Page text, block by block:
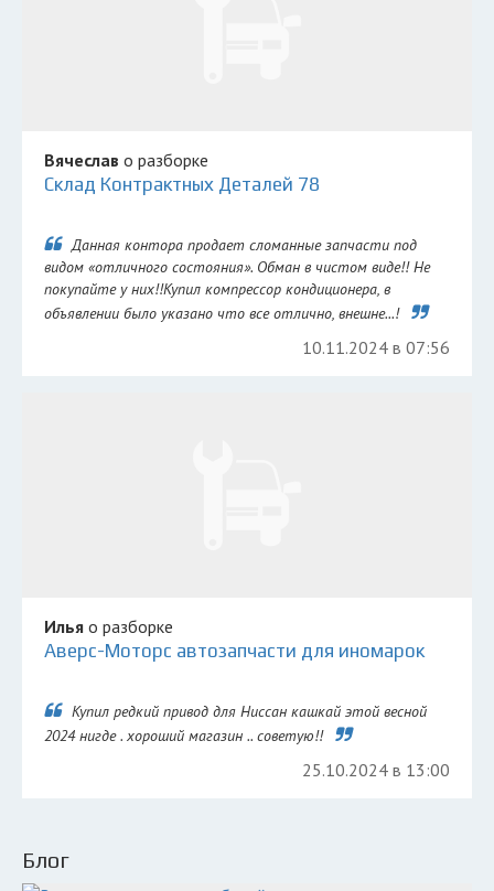
Вячеслав о разборке
Склад Контрактных Деталей 78
Данная контора продает сломанные запчасти под
видом «отличного состояния». Обман в чистом виде!! Не
покупайте у них!!Купил компрессор кондиционера, в
объявлении было указано что все отлично, внешне...!
10.11.2024 в 07:56
Илья о разборке
Аверс-Моторс автозапчасти для иномарок
Купил редкий привод для Ниссан кашкай этой весной
2024 нигде . хороший магазин .. советую!!
25.10.2024 в 13:00
Блог